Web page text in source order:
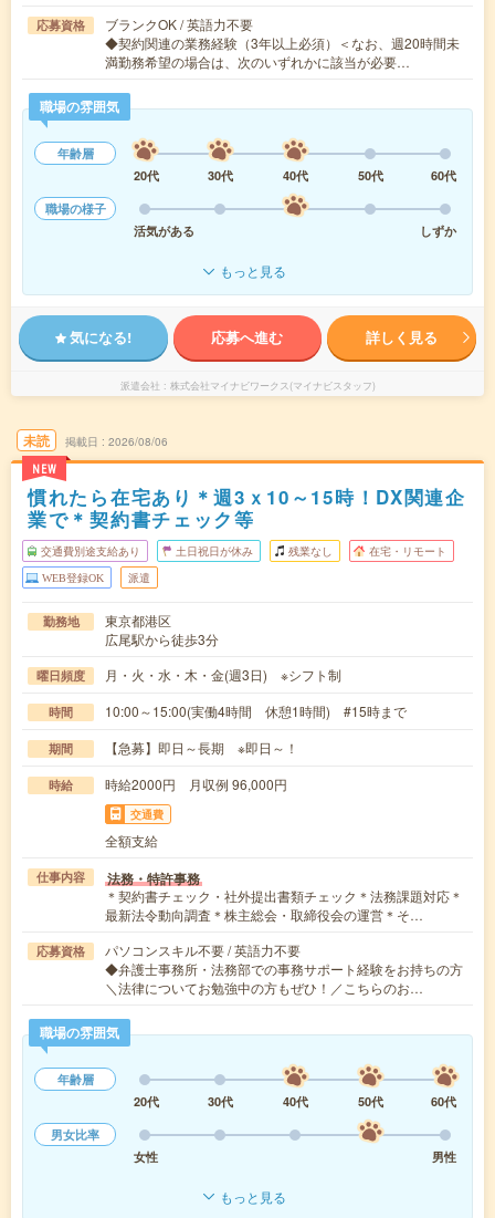
応募資格
ブランクOK / 英語力不要
◆契約関連の業務経験（3年以上必須）＜なお、週20時間未
満勤務希望の場合は、次のいずれかに該当が必要…
職場の雰囲気
年齢層
20代
30代 40代 50代
60代
職場の様子
活気がある
しずか
もっと見る
気になる! 応募へ進む 詳しく見る
派遣会社 株式会社マイナビワークス(マイナビスタッフ)
未読
NEW
掲載日 2026/08/06
慣れたら在宅あり＊週3ｘ10～15時！DX関連企
業で＊契約書チェック等
交通費別途支給あり 土日祝日が休み 残業なし 在宅・リモート
WEB登録OK 派遣
勤務地
東京都港区
広尾駅から徒歩3分
曜日頻度 月・火・水・木・金(週3日) ※シフト制
時間 10:00～15:00(実働4時間 休憩1時間) #15時まで
期間 【急募】即日～長期 ※即日～！
時給 時給2000円 月収例 96,000円
交通費
全額支給
仕事内容 法務・特許事務
＊契約書チェック・社外提出書類チェック＊法務課題対応＊
最新法令動向調査＊株主総会・取締役会の運営＊そ…
応募資格
パソコンスキル不要 / 英語力不要
◆弁護士事務所・法務部での事務サポート経験をお持ちの方
＼法律についてお勉強中の方もぜひ！／こちらのお…
職場の雰囲気
年齢層
20代
30代 40代 50代
60代
男女比率
女性
男性
もっと見る